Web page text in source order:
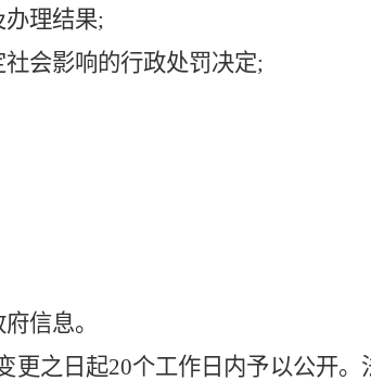
理结果;
会影响的行政处罚决定;
信息。
更之日起20个工作日内予以公开。